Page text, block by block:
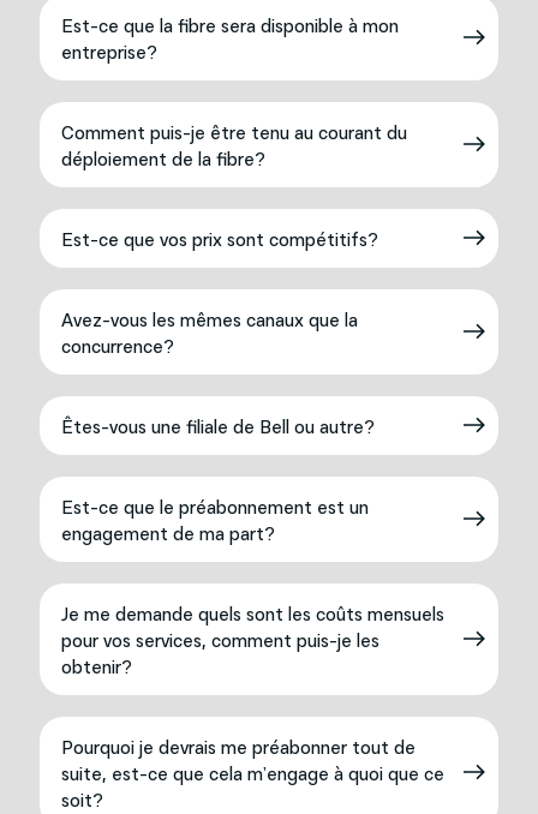
Est-ce que la fibre sera disponible à mon
entreprise?
Comment puis-je être tenu au courant du
déploiement de la fibre?
Est-ce que vos prix sont compétitifs?
Avez-vous les mêmes canaux que la
concurrence?
Êtes-vous une filiale de Bell ou autre?
Est-ce que le préabonnement est un
engagement de ma part?
Je me demande quels sont les coûts mensuels
pour vos services, comment puis-je les
obtenir?
Pourquoi je devrais me préabonner tout de
suite, est-ce que cela m’engage à quoi que ce
soit?